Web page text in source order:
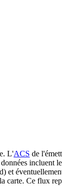
L'ACS de
incluent
Ce flux